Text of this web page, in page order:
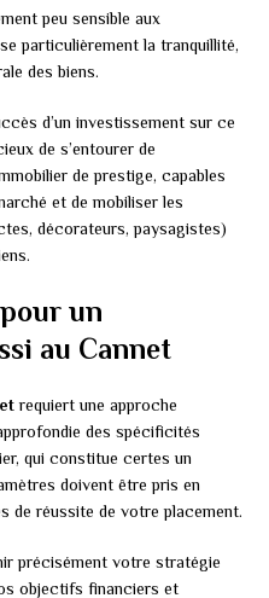
peu sensible aux
particulièrement la tranquillité,
des biens.
d’un investissement sur ce
de s’entourer de
de prestige, capables
et de mobiliser les
décorateurs, paysagistes)
un
au Cannet
requiert une approche
des spécificités
qui constitue certes un
doivent être pris en
de réussite de votre placement.
précisément votre stratégie
objectifs financiers et